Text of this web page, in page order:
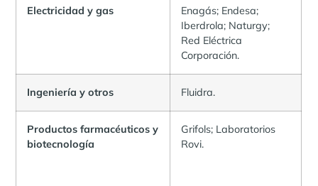
Electricidad y gas
Enagás; Endesa;
Iberdrola; Naturgy;
Red Eléctrica
Corporación.
Ingeniería y otros Fluidra.
Productos farmacéuticos y
biotecnología
Grifols; Laboratorios
Rovi.